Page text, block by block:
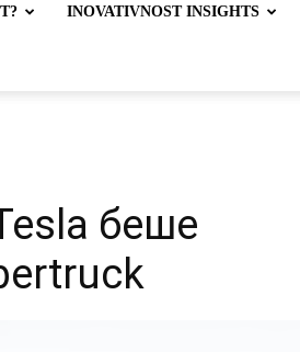
INOVATIVNOST INSIGHTS
беше